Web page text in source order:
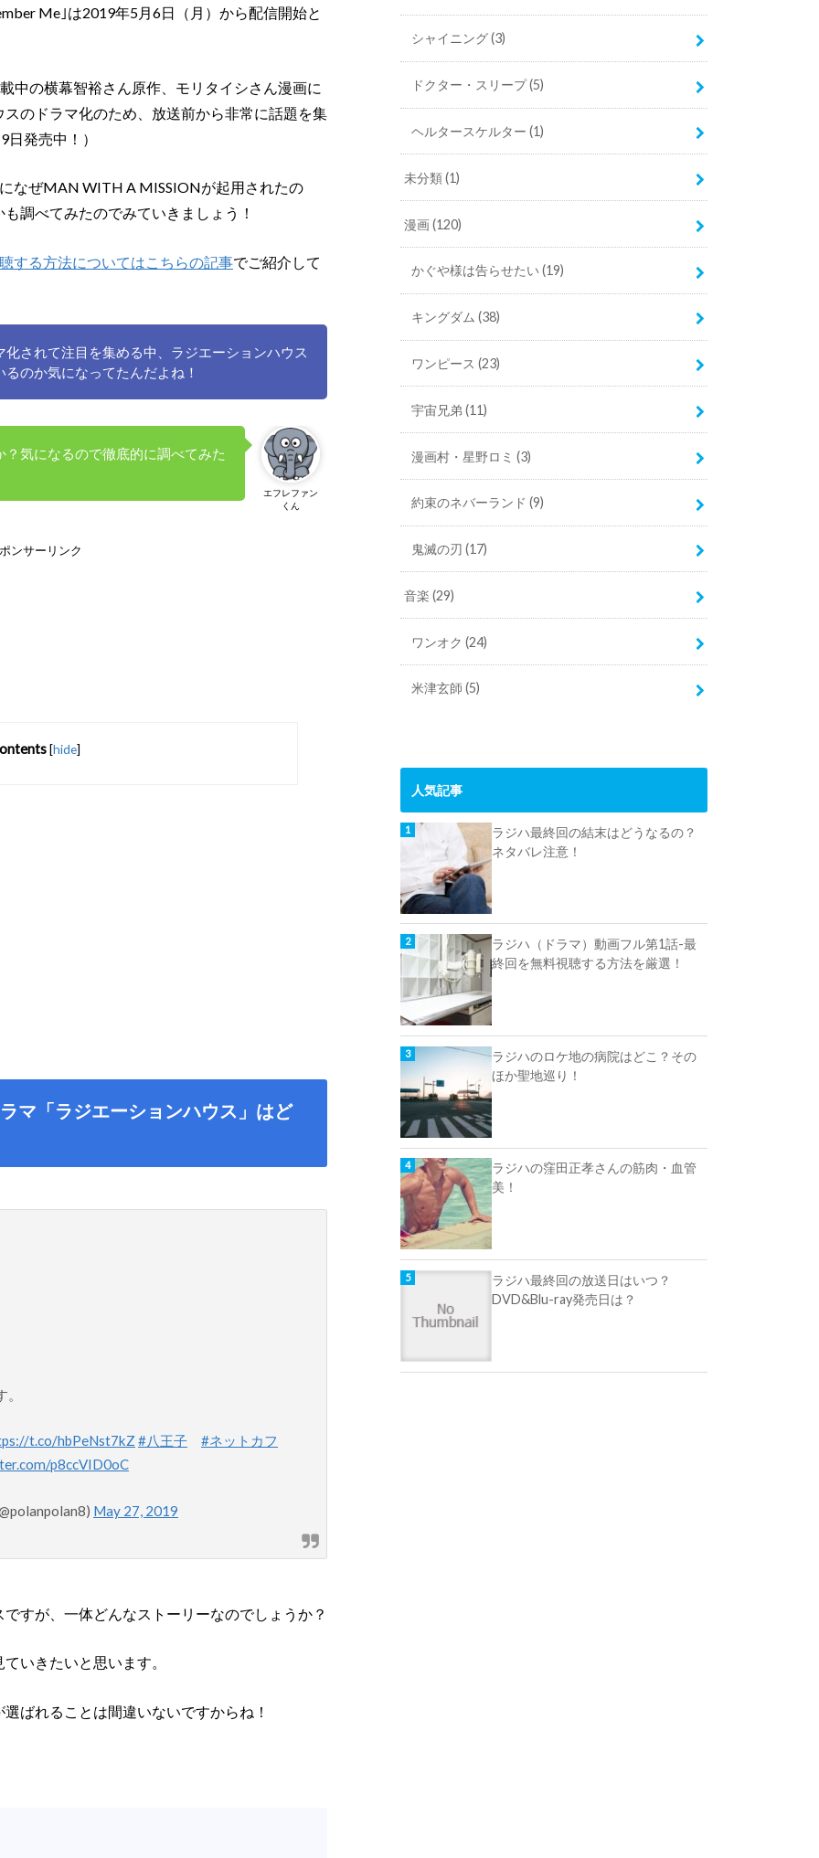
Me｣は2019年5月6日（月）から配信開始と
中の横幕智裕さん原作、モリタイシさん漫画に
のドラマ化のため、放送前から非常に話題を集
発売中！）
なぜMAN WITH A MISSIONが起用されたの
調べてみたのでみていきましょう！
する方法についてはこちらの記事でご紹介して
されて注目を集める中、ラジエーションハウス
のか気になってたんだよね！
エフレファン
くん
気になるので徹底的に調べてみた
ンサーリンク
[hide]
マ「ラジエーションハウス」はど
t.co/hbPeNst7kZ #八王子
#ネットカフ
p8ccVID0oC
May 27, 2019
すが、一体どんなストーリーなのでしょうか？
いきたいと思います。
ばれることは間違いないですからね！
シャイニング(3)
ドクター・スリープ(5)
ヘルタースケルター (1)
未分類(1)
漫画(120)
かぐや様は告らせたい (19)
キングダム (38)
ワンピース (23)
宇宙兄弟 (11)
漫画村・星野ロミ (3)
約束のネバーランド (9)
鬼滅の刃 (17)
音楽(29)
ワンオク (24)
米津玄師 (5)
人気記事
ラジハ最終回の結末はどうなるの？
ネタバレ注意！
ラジハ（ドラマ）動画フル第1話-最
終回を無料視聴する方法を厳選！
ラジハのロケ地の病院はどこ？その
ほか聖地巡り！
ラジハの窪田正孝さんの筋肉・血管
美！
ラジハ最終回の放送日はいつ？
DVD&Blu-ray発売日は？